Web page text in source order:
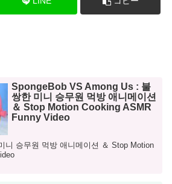
SpongeBob VS Among Us : 불
쌍한 미니 승무원 먹방 애니메이션
＆ Stop Motion Cooking ASMR
Funny Video
니 승무원 먹방 애니메이션 ＆ Stop Motion